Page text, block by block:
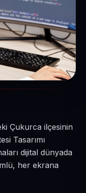
Çukurca ilçesinin
Tasarımı
dijital dünyada
her ekrana